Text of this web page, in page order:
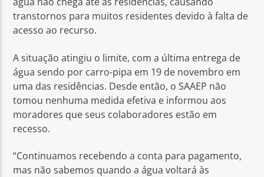
transtornos para muitos residentes devido à falta de
acesso ao recurso.
A situação atingiu o limite, com a última entrega de
água sendo por carro-pipa em 19 de novembro em
uma das residências. Desde então, o SAAEP não
tomou nenhuma medida efetiva e informou aos
moradores que seus colaboradores estão em
recesso.
“Continuamos recebendo a conta para pagamento,
mas não sabemos quando a água voltará às